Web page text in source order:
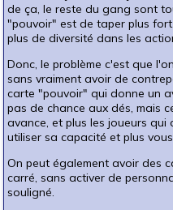
de ça, le reste du gang sont
"pouvoir" est de taper plus
plus de diversité dans les
Donc, le problème c'est que
sans vraiment avoir de
carte "pouvoir" qui donne un
pas de chance aux dés, mais
avance, et plus les joueurs
utiliser sa capacité et plus
On peut également avoir des
carré, sans activer de
souligné.